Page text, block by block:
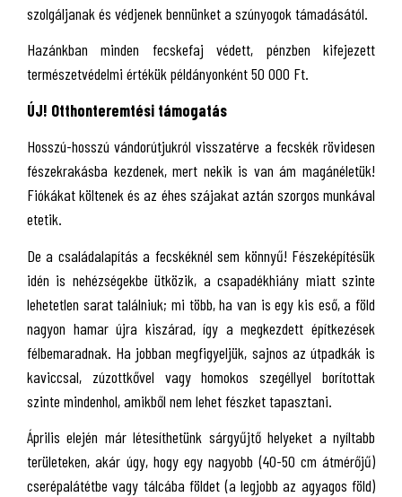
szolgáljanak és védjenek bennünket a szúnyogok támadásától.
Hazánkban minden fecskefaj védett, pénzben kifejezett
természetvédelmi értékük példányonként 50 000 Ft.
ÚJ! Otthonteremtési támogatás
Hosszú-hosszú vándorútjukról visszatérve a fecskék rövidesen
fészekrakásba kezdenek, mert nekik is van ám magánéletük!
Fiókákat költenek és az éhes szájakat aztán szorgos munkával
etetik.
De a családalapítás a fecskéknél sem könnyű! Fészeképítésük
idén is nehézségekbe ütközik, a csapadékhiány miatt szinte
lehetetlen sarat találniuk; mi több, ha van is egy kis eső, a föld
nagyon hamar újra kiszárad, így a megkezdett építkezések
félbemaradnak. Ha jobban megfigyeljük, sajnos az útpadkák is
kaviccsal, zúzottkővel vagy homokos szegéllyel borítottak
szinte mindenhol, amikből nem lehet fészket tapasztani.
Április elején már létesíthetünk sárgyűjtő helyeket a nyíltabb
területeken, akár úgy, hogy egy nagyobb (40-50 cm átmérőjű)
cserépalátétbe vagy tálcába földet (a legjobb az agyagos föld)